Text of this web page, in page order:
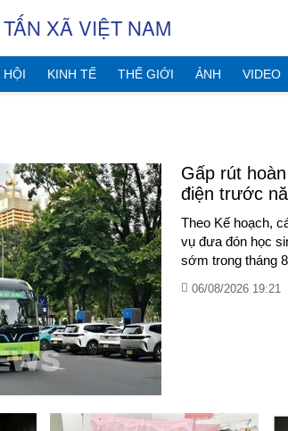
XÃ VIỆT NAM
HỘI KINH TẾ THẾ GIỚI ẢNH VIDEO
Gấp rút
điện trước
Theo Kế hoạch,
vụ đưa đón học
sớm trong tháng
06/08/2026 19:21